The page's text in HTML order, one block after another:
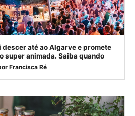
descer até ao Algarve e promete
super animada. Saiba quando
Francisca Ré